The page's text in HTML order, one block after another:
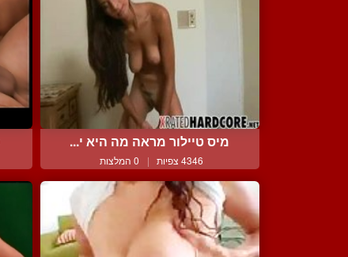
מיס טיילור מראה מה היא י...
4346 צפיות | 0 המלצות